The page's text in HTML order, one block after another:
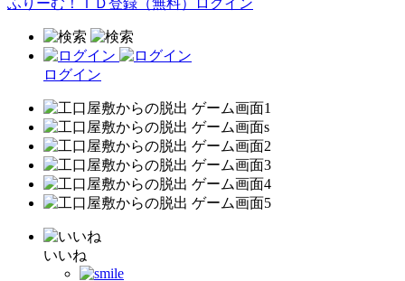
ふりーむ！ＩＤ登録（無料） ログイン
ログイン
いいね